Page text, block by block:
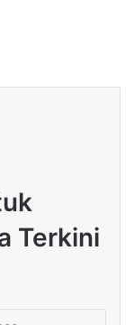
Terkini